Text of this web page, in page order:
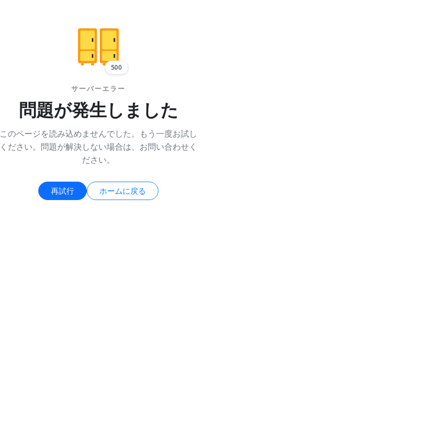
500
サーバーエラー
問題が発生しました
このページを読み込めませんでした。もう一度お試し
ください。問題が解決しない場合は、お問い合わせく
ださい。
再試行 ホームに戻る